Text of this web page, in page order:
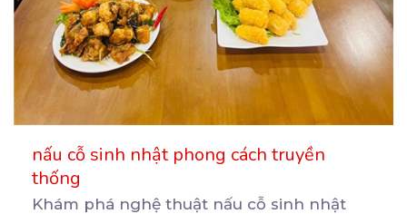
nấu cỗ sinh nhật phong cách truyền
thống
Khám phá nghệ thuật nấu cỗ sinh nhật